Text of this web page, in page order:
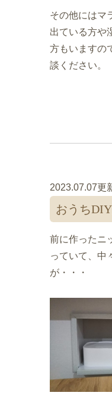
その他にはマ
出ている方や
方もいますの
談ください。
2023.07.07更
おうち
前に作ったニ
っていて、中
が・・・